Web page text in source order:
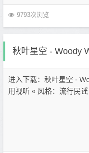
9793次浏览
秋叶星空 - Woody
进入下载：秋叶星空 -
用视听 « 风格：流行民